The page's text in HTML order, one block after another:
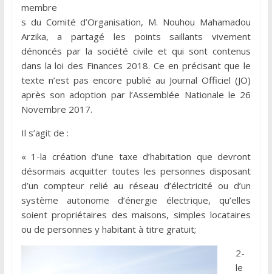
membre
s du Comité d’Organisation, M. Nouhou Mahamadou
Arzika, a partagé les points saillants vivement
dénoncés par la société civile et qui sont contenus
dans la loi des Finances 2018. Ce en précisant que le
texte n’est pas encore publié au Journal Officiel (JO)
après son adoption par l’Assemblée Nationale le 26
Novembre 2017.
Il s’agit de :
« 1-la création d’une taxe d’habitation que devront
désormais acquitter toutes les personnes disposant
d’un compteur relié au réseau d’électricité ou d’un
système autonome d’énergie électrique, qu’elles
soient propriétaires des maisons, simples locataires
ou de personnes y habitant à titre gratuit;
2-
le